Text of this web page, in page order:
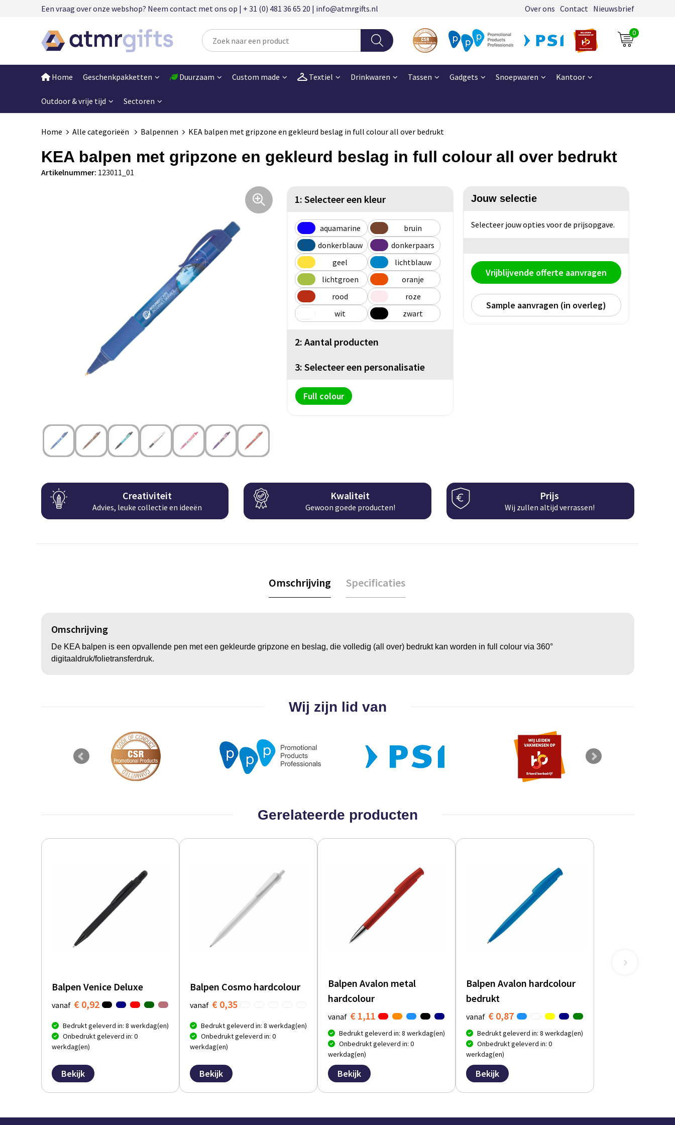
Een vraag over onze webshop? Neem contact met ons op | + 31 (0) 481 36 65 20 | info@atmrgifts.nl Over ons Contact Nieuwsbrief
0
Home Geschenkpakketten Duurzaam Custom made Textiel Drinkwaren Tassen Gadgets Snoepwaren Kantoor
Outdoor & vrije tijd Sectoren
Home Alle categorieën Balpennen KEA balpen met gripzone en gekleurd beslag in full colour all over bedrukt
KEA balpen met gripzone en gekleurd beslag in full colour all over bedrukt
Artikelnummer: 123011_01
1: Selecteer een kleur
aquamarine
bruin
donkerblauw
donkerpaars
geel
lichtblauw
lichtgroen
oranje
rood
roze
wit
zwart
2: Aantal producten
3: Selecteer een personalisatie
Full colour
Jouw selectie
Selecteer jouw opties voor de prijsopgave.
Vrijblijvende offerte aanvragen
Sample aanvragen (in overleg)
Creativiteit
Advies, leuke collectie en ideeën
Kwaliteit
Gewoon goede producten!
Prijs
Wij zullen altijd verrassen!
Omschrijving Specificaties
Omschrijving
De KEA balpen is een opvallende pen met een gekleurde gripzone en beslag, die volledig (all over) bedrukt kan worden in full colour via 360°
digitaaldruk/folietransferdruk.
Wij zijn lid van
Gerelateerde producten
Balpen Venice Deluxe
vanaf € 0,92
Bedrukt geleverd in: 8 werkdag(en)
Onbedrukt geleverd in: 0
werkdag(en)
Bekijk
Balpen Cosmo hardcolour
vanaf € 0,35
Bedrukt geleverd in: 8 werkdag(en)
Onbedrukt geleverd in: 0
werkdag(en)
Bekijk
Balpen Avalon metal
hardcolour
vanaf € 1,11
Bedrukt geleverd in: 8 werkdag(en)
Onbedrukt geleverd in: 0
werkdag(en)
Bekijk
Balpen Avalon hardcolour
bedrukt
vanaf € 0,87
Bedrukt geleverd in: 8 werkdag(en)
Onbedrukt geleverd in: 0
werkdag(en)
Bekijk